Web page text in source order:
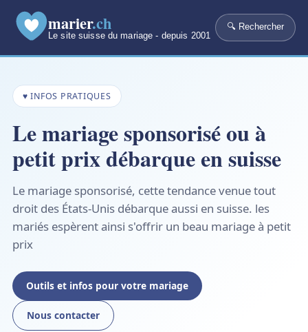
marier.ch
Le site suisse du mariage - depuis 2001
🔍 Rechercher
♥ INFOS PRATIQUES
Le mariage sponsorisé ou à
petit prix débarque en suisse
Le mariage sponsorisé, cette tendance venue tout
droit des États-Unis débarque aussi en suisse. les
mariés espèrent ainsi s'offrir un beau mariage à petit
prix
Outils et infos pour votre mariage
Nous contacter